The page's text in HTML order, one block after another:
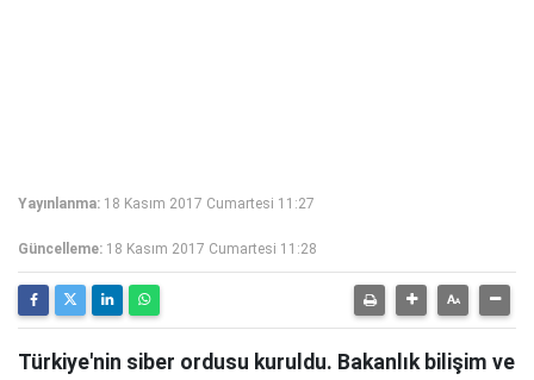
Yayınlanma: 18 Kasım 2017 Cumartesi 11:27
Güncelleme: 18 Kasım 2017 Cumartesi 11:28
Türkiye'nin siber ordusu kuruldu. Bakanlık bilişim ve